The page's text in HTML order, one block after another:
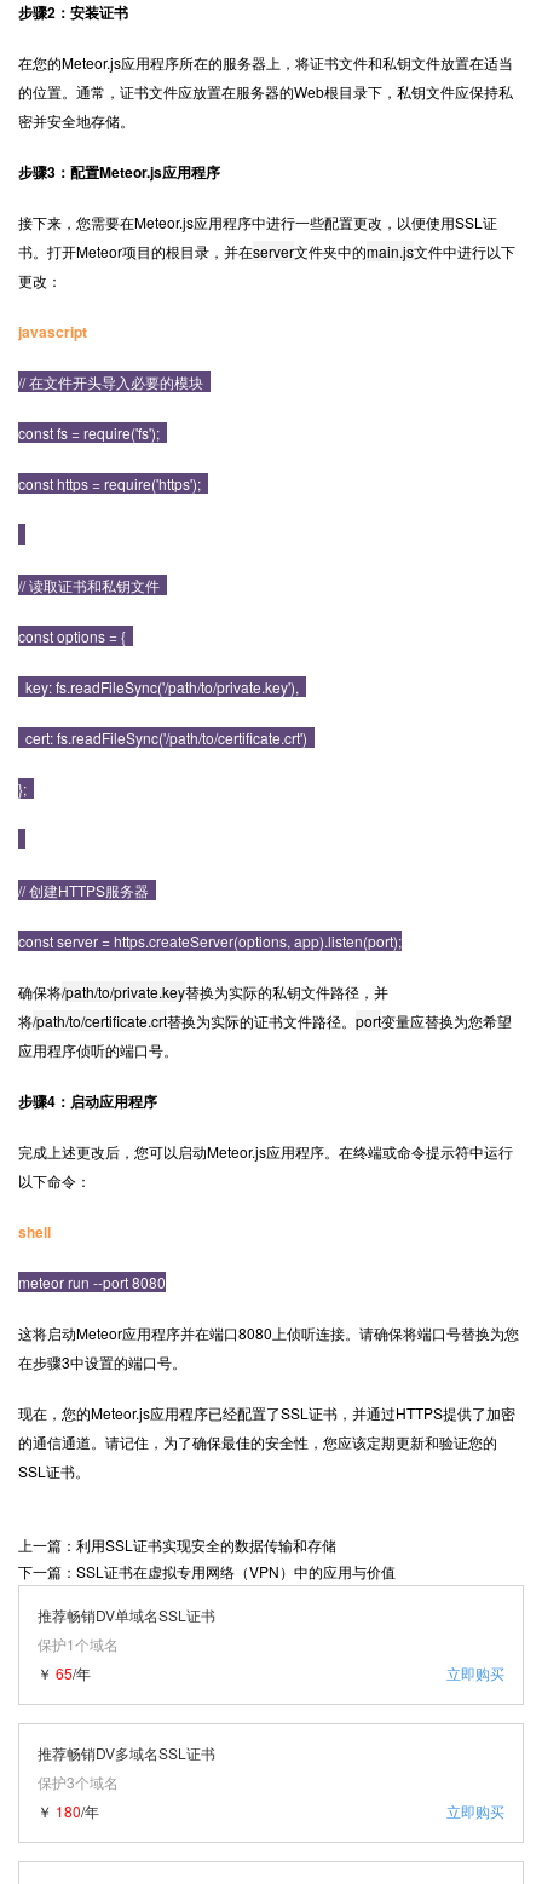
步骤2：安装证书
在您的Meteor.js应用程序所在的服务器上，将证书文件和私钥文件放置在适当
的位置。通常，证书文件应放置在服务器的Web根目录下，私钥文件应保持私
密并安全地存储。
步骤3：配置Meteor.js应用程序
接下来，您需要在Meteor.js应用程序中进行一些配置更改，以便使用SSL证
书。打开Meteor项目的根目录，并在server文件夹中的main.js文件中进行以下
更改：
javascript
// 在文件开头导入必要的模块
const fs = require('fs');
const https = require('https');
// 读取证书和私钥文件
const options = {
key: fs.readFileSync('/path/to/private.key'),
cert: fs.readFileSync('/path/to/certificate.crt')
};
// 创建HTTPS服务器
const server = https.createServer(options, app).listen(port);
确保将/path/to/private.key替换为实际的私钥文件路径，并
将/path/to/certificate.crt替换为实际的证书文件路径。 port变量应替换为您希望
应用程序侦听的端口号。
步骤4：启动应用程序
完成上述更改后，您可以启动Meteor.js应用程序。在终端或命令提示符中运行
以下命令：
shell
meteor run --port 8080
这将启动Meteor应用程序并在端口8080上侦听连接。请确保将端口号替换为您
在步骤3中设置的端口号。
现在，您的Meteor.js应用程序已经配置了SSL证书 ，并通过HTTPS提供了加密
的通信通道。请记住，为了确保最佳的安全性，您应该定期更新和验证您的
SSL证书。
上一篇：利用SSL证书实现安全的数据传输和存储
下一篇：SSL证书在虚拟专用网络（VPN）中的应用与价值
推荐畅销DV单域名SSL证书
保护1个域名
立即购买
￥ 65/年
推荐畅销DV多域名SSL证书
保护3个域名
立即购买
￥ 180/年